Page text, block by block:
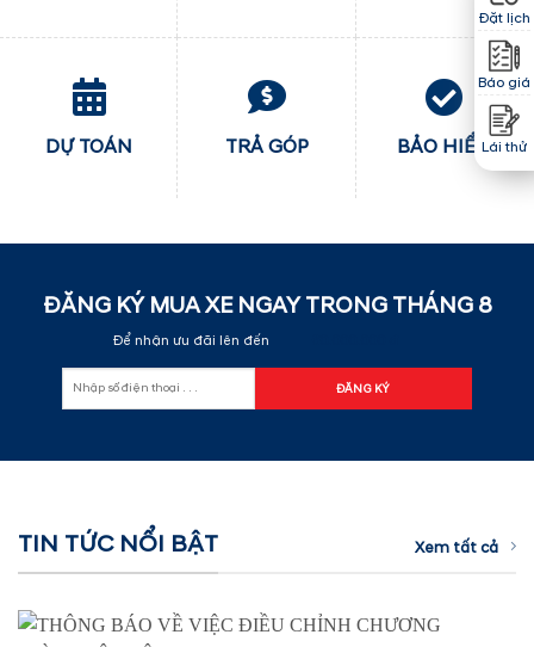
DỰ TOÁN TRẢ GÓP BẢO HIỂM
ĐĂNG KÝ MUA XE NGAY TRONG THÁNG 8
Để nhận ưu đãi lên đến
TIN TỨC NỔI BẬT Xem tất cả
Đặt lịch
Báo giá
Lái thử